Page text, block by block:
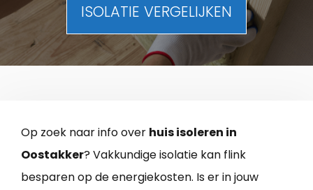
ISOLATIE VERGELIJKEN
Op zoek naar info over huis isoleren in
Oostakker? Vakkundige isolatie kan flink
besparen op de energiekosten. Is er in jouw